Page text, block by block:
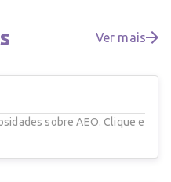
Ver mais
sobre AEO. Clique e